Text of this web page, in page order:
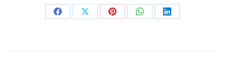
Share
Facebook
Share
X
Share
Pinterest
Share
WhatsApp
Share
LinkedIn